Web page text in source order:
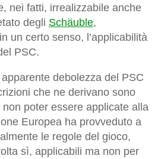
nei fatti, irrealizzabile anche
degli Schäuble,
un certo senso, l’applicabilità
PSC.
debolezza del PSC
che ne derivano sono
poter essere applicate alla
Europea ha provveduto a
le regole del gioco,
sì, applicabili ma non per